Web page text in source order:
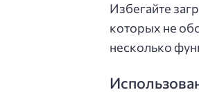
Избегайте
которых не
несколько